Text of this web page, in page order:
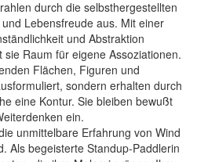
durch die selbsthergestellten
Lebensfreude aus. Mit einer
und Abstraktion
Raum für eigene Assoziationen.
Flächen, Figuren und
sondern erhalten durch
eine Kontur. Sie bleiben bewußt
ein.
unmittelbare Erfahrung von Wind
Als begeisterte Standup-Paddlerin